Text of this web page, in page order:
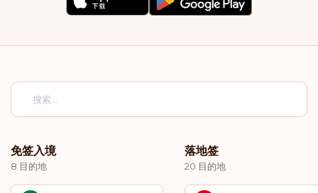
免签入境
8 目的地
落地签
20 目的地